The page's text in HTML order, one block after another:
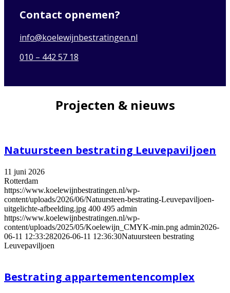
Contact opnemen?
info@koelewijnbestratingen.nl
010 – 442 57 18
Projecten & nieuws
Natuursteen bestrating Leuvepaviljoen
11 juni 2026
Rotterdam
https://www.koelewijnbestratingen.nl/wp-
content/uploads/2026/06/Natuursteen-bestrating-Leuvepaviljoen-
uitgelichte-afbeelding.jpg 400 495 admin
https://www.koelewijnbestratingen.nl/wp-
content/uploads/2025/05/Koelewijn_CMYK-min.png admin2026-
06-11 12:33:282026-06-11 12:36:30Natuursteen bestrating
Leuvepaviljoen
Bestrating appartementencomplex